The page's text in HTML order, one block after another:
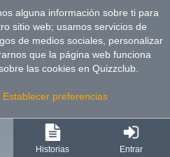
alguna información sobre ti para
sitio web; usamos servicios de
de medios sociales, personalizar
que la página web funciona
las cookies en Quizzclub.
Establecer preferencias
Historias Entrar